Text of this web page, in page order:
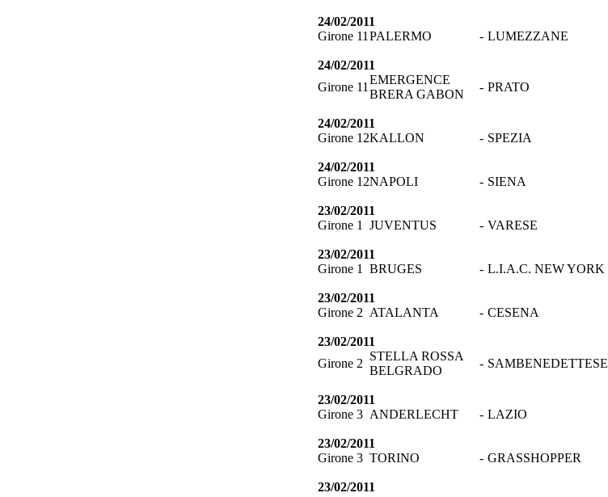
24/02/2011
Girone 11 PALERMO - LUMEZZANE
24/02/2011
Girone 11
EMERGENCE
BRERA GABON
- PRATO
24/02/2011
Girone 12KALLON - SPEZIA
24/02/2011
Girone 12NAPOLI - SIENA
23/02/2011
Girone 1
JUVENTUS - VARESE
23/02/2011
Girone 1
BRUGES - L.I.A.C. NEW YORK
23/02/2011
Girone 2 ATALANTA - CESENA
23/02/2011
Girone 2
STELLA ROSSA
BELGRADO
- SAMBENEDETTESE
23/02/2011
Girone 3 ANDERLECHT - LAZIO
23/02/2011
Girone 3 TORINO - GRASSHOPPER
23/02/2011